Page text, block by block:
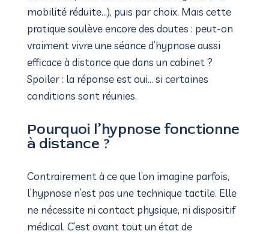
mobilité réduite…), puis par choix. Mais cette
pratique soulève encore des doutes : peut-on
vraiment vivre une séance d’hypnose aussi
efficace à distance que dans un cabinet ?
Spoiler : la réponse est oui… si certaines
conditions sont réunies.
Pourquoi l’hypnose fonctionne
à distance ?
Contrairement à ce que l’on imagine parfois,
l’hypnose n’est pas une technique tactile. Elle
ne nécessite ni contact physique, ni dispositif
médical. C’est avant tout un état de